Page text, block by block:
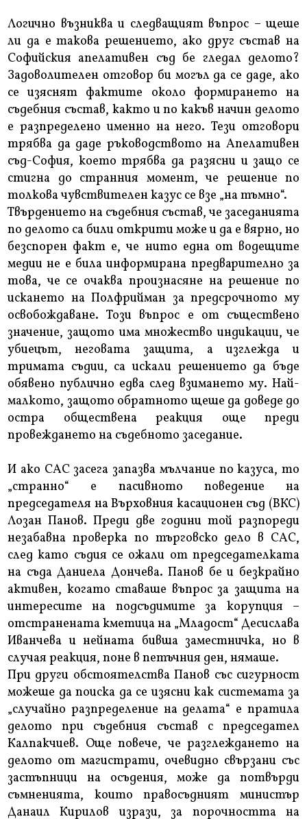
Логично възниква и следващият въпрос – щеше
ли да е такова решението, ако друг състав на
Софийския апелативен съд бе гледал делото?
Задоволителен отговор би могъл да се даде, ако
се изяснят фактите около формирането на
съдебния състав, както и по какъв начин делото
е разпределено именно на него. Тези отговори
трябва да даде ръководството на Апелативен
съд-София, което трябва да разясни и защо се
стигна до странния момент, че решение по
толкова чувствителен казус се взе „на тъмно“.
Твърдението на съдебния състав, че заседанията
по делото са били открити може и да е вярно, но
безспорен факт е, че нито една от водещите
медии не е била информирана предварително за
това, че се очаква произнасяне на решение по
искането на Полфрийман за предсрочното му
освобождаване. Този въпрос е от съществено
значение, защото има множество индикации, че
убиецът, неговата защита, а изглежда и
тримата съдии, са искали решението да бъде
обявено публично едва след взимането му. Най-
малкото, защото обратното щеше да доведе до
остра обществена реакция още преди
провеждането на съдебното заседание.
И ако САС засега запазва мълчание по казуса, то
„странно“ е пасивното поведение на
председателя на Върховния касационен съд (ВКС)
Лозан Панов. Преди две години той разпореди
незабавна проверка по търговско дело в САС,
след като съдия се ожали от председателката
на съда Даниела Дончева. Панов бе и безкрайно
активен, когато ставаше въпрос за защита на
интересите на подсъдимите за корупция –
отстранената кметица на „Младост“ Десислава
Иванчева и нейната бивша заместничка, но в
случая реакция, поне в петъчния ден, нямаше.
При други обстоятелства Панов със сигурност
можеше да поиска да се изясни как системата за
„случайно разпределение на делата“ е пратила
делото при съдебния състав с председател
Калпакчиев. Още повече, че разглеждането на
делото от магистрати, очевидно свързани със
застъпници на осъдения, може да потвърди
съмненията, които правосъдният министър
Данаил Кирилов изрази, за порочността на